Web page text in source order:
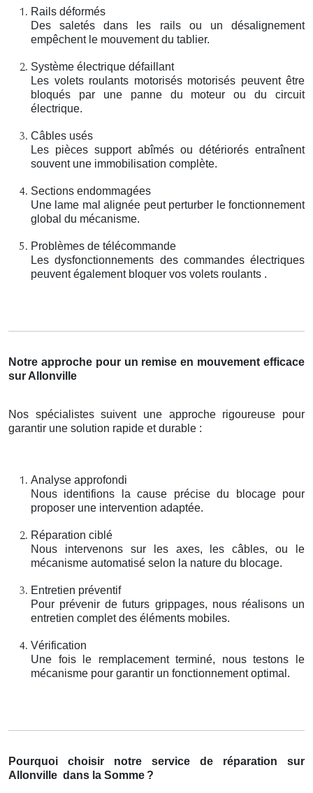
Rails déformés
Des saletés dans les rails ou un désalignement
empêchent le mouvement du tablier.
Système électrique défaillant
Les volets roulants motorisés motorisés peuvent être
bloqués par une panne du moteur ou du circuit
électrique.
Câbles usés
Les pièces support abîmés ou détériorés entraînent
souvent une immobilisation complète.
Sections endommagées
Une lame mal alignée peut perturber le fonctionnement
global du mécanisme.
Problèmes de télécommande
Les dysfonctionnements des commandes électriques
peuvent également bloquer vos volets roulants .
Notre approche pour un remise en mouvement efficace
sur Allonville
Nos spécialistes suivent une approche rigoureuse pour
garantir une solution rapide et durable :
Analyse approfondi
Nous identifions la cause précise du blocage pour
proposer une intervention adaptée.
Réparation ciblé
Nous intervenons sur les axes, les câbles, ou le
mécanisme automatisé selon la nature du blocage.
Entretien préventif
Pour prévenir de futurs grippages, nous réalisons un
entretien complet des éléments mobiles.
Vérification
Une fois le remplacement terminé, nous testons le
mécanisme pour garantir un fonctionnement optimal.
Pourquoi choisir notre service de réparation sur
Allonville dans la Somme ?